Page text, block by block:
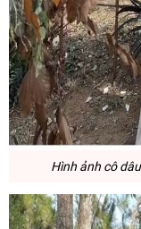
Hình ảnh cô